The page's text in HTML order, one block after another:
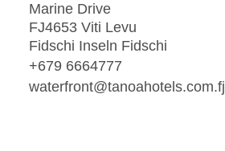
Marine Drive
FJ4653 Viti Levu
Fidschi Inseln Fidschi
+679 6664777
waterfront@tanoahotels.com.fj